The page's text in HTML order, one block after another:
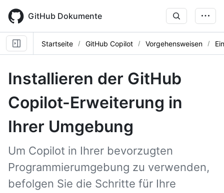
main
content
GitHub Dokumente
Startseite GitHub Copilot Vorgehensweisen
Installieren der GitHub
Copilot-Erweiterung in
Ihrer Umgebung
Um Copilot in Ihrer bevorzugten
Programmierumgebung zu verwenden,
befolgen Sie die Schritte für Ihre